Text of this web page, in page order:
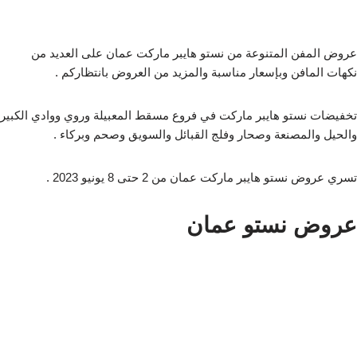
عروض المفن المتنوعة من نستو هايبر ماركت عمان على العديد من
نكهات المافن وبإسعار مناسبة والمزيد من العروض بانتظاركم .
تخفيضات نستو هايبر ماركت في فروع مسقط المعبيلة وروي ووادي الكبير
والحيل والمصنعة وصحار وفلج القبائل والسويق وصحم وبركاء .
تسري عروض نستو هايبر ماركت عمان من 2 حتى 8 يونيو 2023 .
عروض نستو عمان